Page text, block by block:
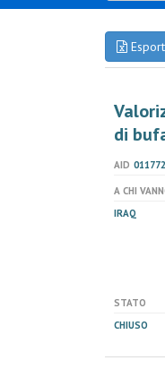
di
AID
A CHI
IRAQ
STATO
CHIUSO